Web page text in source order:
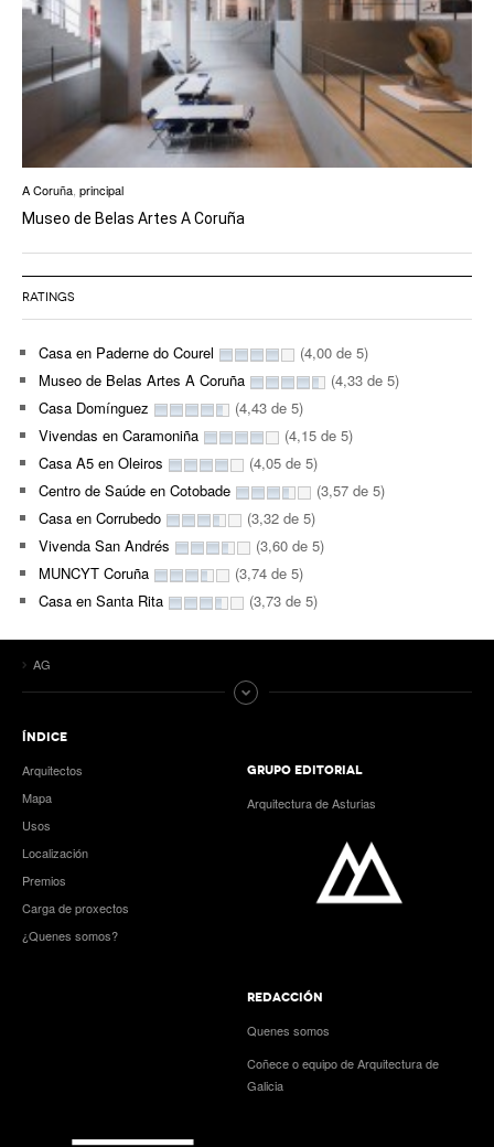
A Coruña principal
Museo de Belas Artes A Coruña
RATINGS
Casa en Paderne do Courel
(4,00 de 5)
Museo de Belas Artes A Coruña
(4,33 de 5)
Casa Domínguez
(4,43 de 5)
Vivendas en Caramoniña
(4,15 de 5)
Casa A5 en Oleiros
(4,05 de 5)
Centro de Saúde en Cotobade
(3,57 de 5)
Casa en Corrubedo
(3,32 de 5)
Vivenda San Andrés
(3,60 de 5)
MUNCYT Coruña
(3,74 de 5)
Casa en Santa Rita
(3,73 de 5)
AG
ÍNDICE
Arquitectos
Mapa
Usos
Localización
Premios
Carga de proxectos
¿Quenes somos?
GRUPO EDITORIAL
Arquitectura de Asturias
REDACCIÓN
Quenes somos
Coñece o equipo de Arquitectura de
Galicia